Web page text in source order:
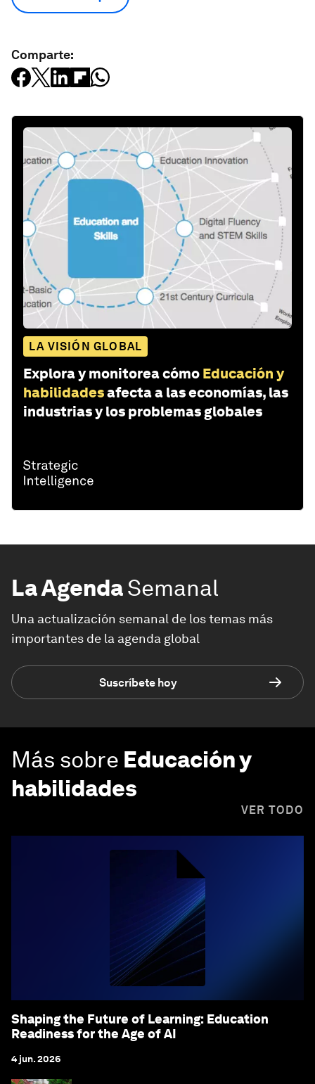
Comparte:
LA VISIÓN GLOBAL
Explora y monitorea cómo Educación y
habilidadesafecta a las economías, las
industrias y los problemas globales
La AgendaSemanal
Una actualización semanal de los temas más
importantes de la agenda global
Suscríbete hoy
Más sobre Educación y
habilidades
VER TODO
Shaping the Future of Learning: Education
Readiness for the Age of AI
4 jun. 2026